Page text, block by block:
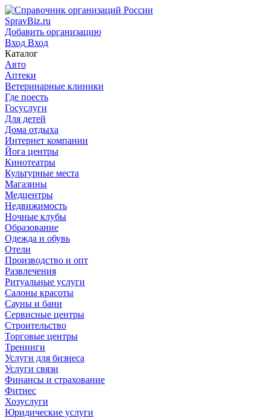
SpravBiz.ru
Добавить организацию
Вход Вход
Каталог
Авто
Аптеки
Ветеринарные клиники
Где поесть
Госуслуги
Для детей
Дома отдыха
Интернет компании
Йога центры
Кинотеатры
Культурные места
Магазины
Медцентры
Недвижимость
Ночные клубы
Образование
Одежда и обувь
Отели
Производство и опт
Развлечения
Ритуальные услуги
Салоны красоты
Сауны и бани
Сервисные центры
Строительство
Торговые центры
Тренинги
Услуги для бизнеса
Услуги связи
Финансы и страхование
Фитнес
Хозуслуги
Юридические услуги